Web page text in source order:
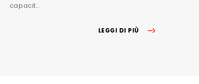
capacit...
LEGGI DI PIÙ